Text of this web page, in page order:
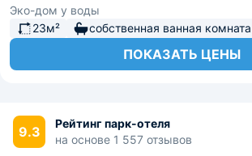
Эко-дом у воды
23м²
собственная ванная комната
ПОКАЗАТЬ ЦЕНЫ
9.3
Рейтинг парк-отеля
на основе 1 557 отзывов